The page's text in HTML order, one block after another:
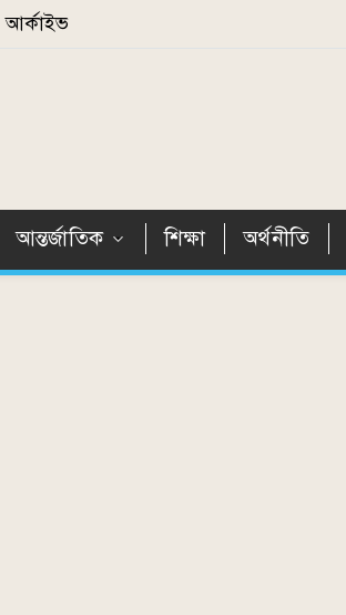
আর্কাইভ
আন্তর্জাতিক শিক্ষা অর্থনীতি